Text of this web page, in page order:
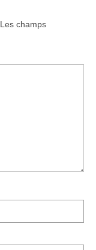
Les champs